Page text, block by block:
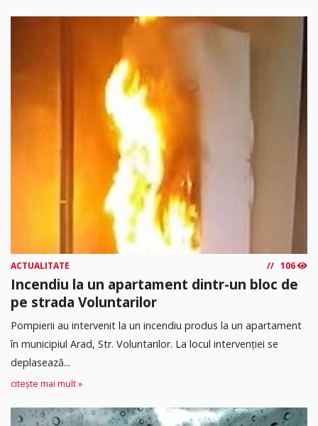
ACTUALITATE 106
Incendiu la un apartament dintr-un bloc de
pe strada Voluntarilor
Pompierii au intervenit la un incendiu produs la un apartament
în municipiul Arad, Str. Voluntarilor. La locul intervenției se
deplasează...
citește mai mult »